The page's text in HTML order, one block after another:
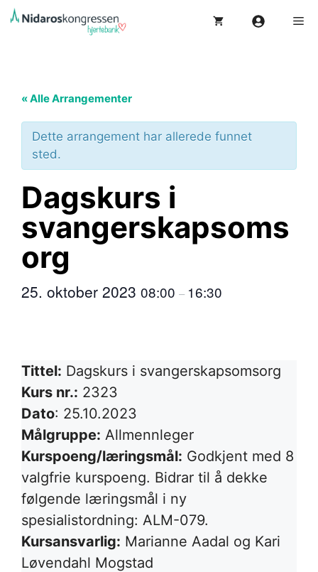
Hopp
« Alle Arrangementer
Dette arrangement har allerede funnet
sted.
Dagskurs i
svangerskapsoms
org
25. oktober 2023 08:00 – 16:30
Tittel: Dagskurs i svangerskapsomsorg
Kurs nr.: 2323
Dato: 25.10.2023
Målgruppe: Allmennleger
Kurspoeng/læringsmål: Godkjent med 8
valgfrie kurspoeng. Bidrar til å dekke
følgende læringsmål i ny
spesialistordning: ALM-079.
Kursansvarlig: Marianne Aadal og Kari
Løvendahl Mogstad